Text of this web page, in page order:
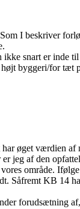
I beskriver
snart er inde
byggeri/for
øget værdien
jeg af den
område.
Såfremt KB 14
forudsætning